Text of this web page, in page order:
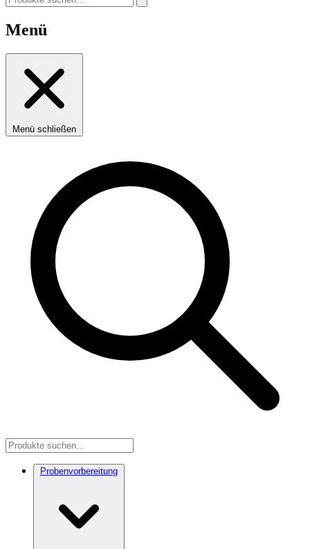
Menü
Menü schließen
Probenvorbereitung